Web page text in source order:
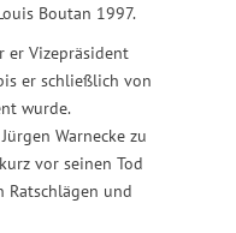
Boutan 1997.
er Vizepräsident
er schließlich von
wurde.
Warnecke zu
vor seinen Tod
Ratschlägen und